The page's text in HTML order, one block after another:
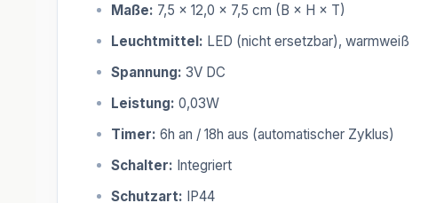
Maße: 7,5 × 12,0 × 7,5 cm (B × H × T)
Leuchtmittel: LED (nicht ersetzbar), warmweiß
Spannung: 3V DC
Leistung: 0,03W
Timer: 6h an / 18h aus (automatischer Zyklus)
Schalter: Integriert
Schutzart: IP44